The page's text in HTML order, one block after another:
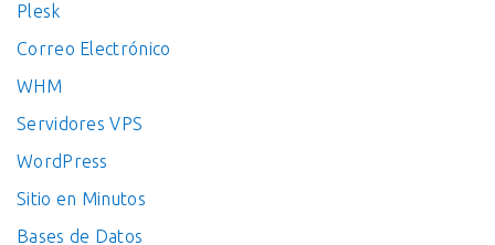
Plesk
Correo Electrónico
WHM
Servidores VPS
WordPress
Sitio en Minutos
Bases de Datos